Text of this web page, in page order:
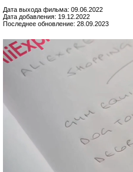
Дата выхода фильма: 09.06.2022
Дата добавления: 19.12.2022
Последнее обновление: 28.09.2023